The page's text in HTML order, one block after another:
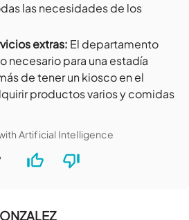
las necesidades de los
extras: El departamento
necesario para una estadía
de tener un kiosco en el
productos varios y comidas
Artificial Intelligence